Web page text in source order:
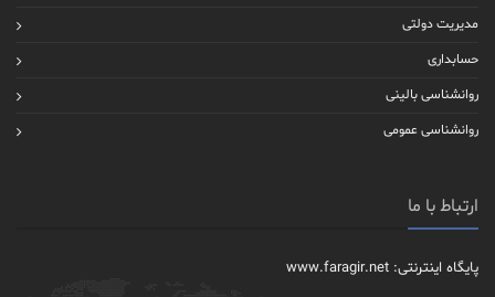
مدیریت دولتی
حسابداری
روانشناسی بالینی
روانشناسی عمومی
ارتباط با ما
پایگاه اینترنتی: www.faragir.net